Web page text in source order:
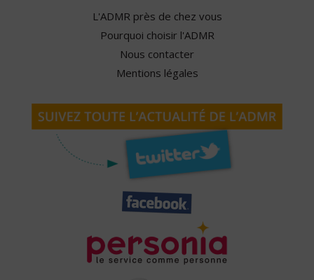
L'ADMR près de chez vous
Pourquoi choisir l'ADMR
Nous contacter
Mentions légales